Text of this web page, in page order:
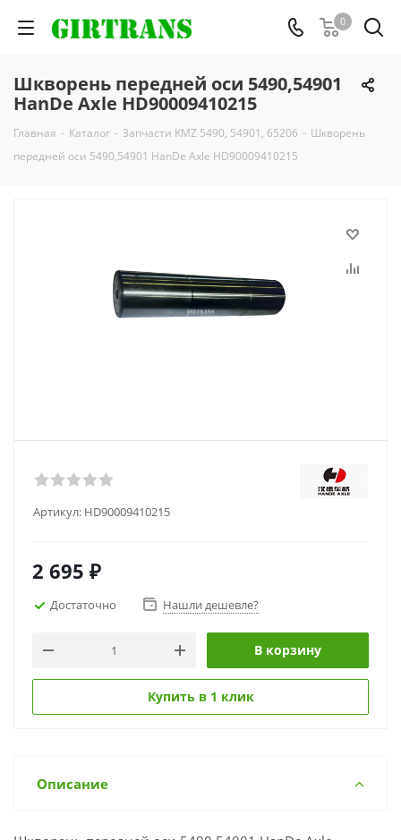
0
Шкворень передней оси 5490,54901
HanDe Axle HD90009410215
Главная - Каталог - Запчасти KMZ 5490, 54901, 65206 - Шкворень
передней оси 5490,54901 HanDe Axle HD90009410215
Артикул: HD90009410215
2 695 ₽
Достаточно Нашли дешевле?
В корзину
Купить в 1 клик
Описание